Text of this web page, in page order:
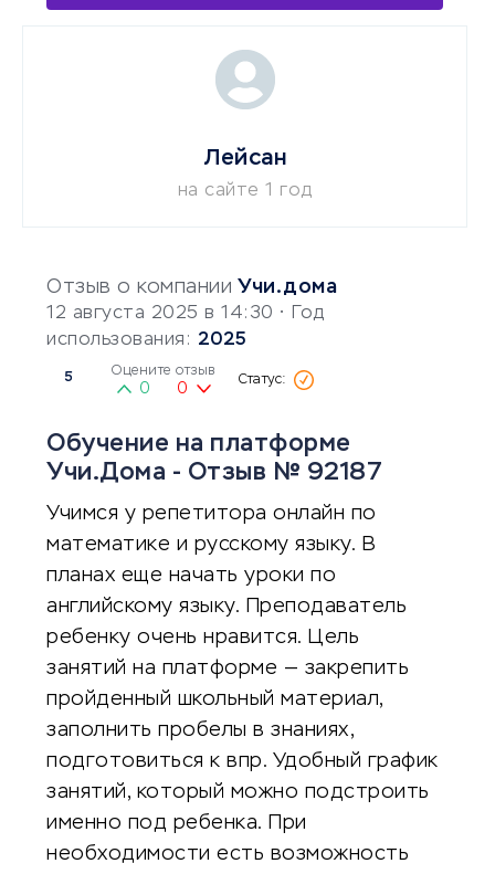
Отзыв о компании Учи.дома
12 августа 2025 в 14:30 • Год
использования: 2025
5 Оцените отзыв
0 0
Обучение на платформе
Учи.Дома - Отзыв № 92187
Учимся у репетитора онлайн по
математике и русскому языку. В
планах еще начать уроки по
английскому языку. Преподаватель
ребенку очень нравится. Цель
занятий на платформе — закрепить
пройденный школьный материал,
заполнить пробелы в знаниях,
подготовиться к впр. Удобный график
занятий, который можно подстроить
именно под ребенка. При
необходимости есть возможность
Лейсан
на сайте 1 год